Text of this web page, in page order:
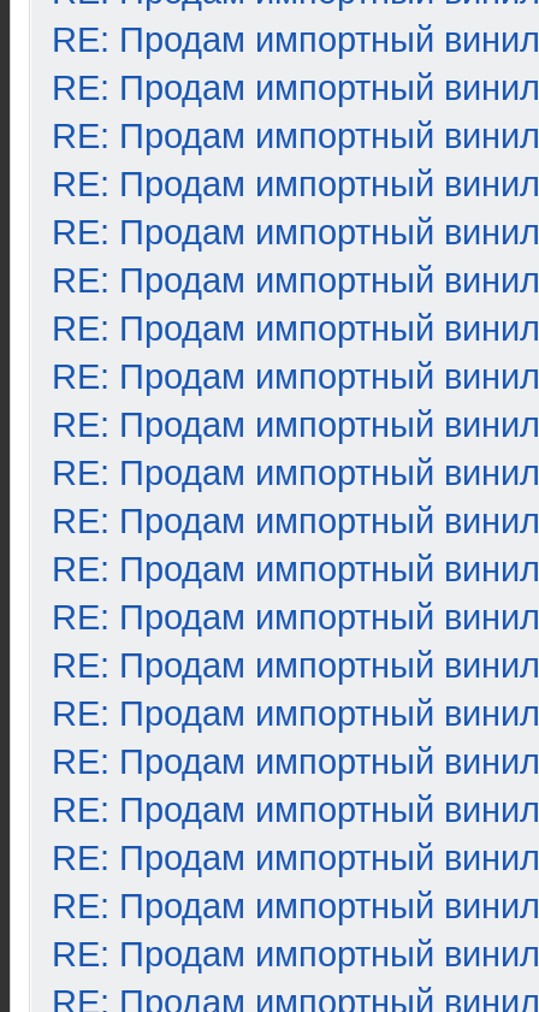
RE: Продам импортный винил
RE: Продам импортный винил
RE: Продам импортный винил
RE: Продам импортный винил
RE: Продам импортный винил
RE: Продам импортный винил
RE: Продам импортный винил
RE: Продам импортный винил
RE: Продам импортный винил
RE: Продам импортный винил
RE: Продам импортный винил
RE: Продам импортный винил
RE: Продам импортный винил
RE: Продам импортный винил
RE: Продам импортный винил
RE: Продам импортный винил
RE: Продам импортный винил
RE: Продам импортный винил
RE: Продам импортный винил
RE: Продам импортный винил
RE: Продам импортный винил